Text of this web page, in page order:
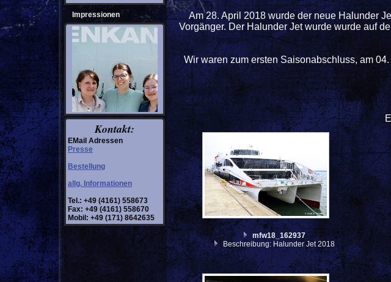
Impressionen
Kontakt:
EMail Adressen
Presse
Bestellung
allg. Informationen
Tel.: +49 (4161) 558673
Fax: +49 (4161) 558670
Mobil: +49 (171) 8642635
Am 28. April 2018 wurde der neue Halunder
Vorgänger. Der Halunder Jet wurde wurde auf
Wir waren zum ersten Saisonabschluss, am
mfw18_162937
Beschreibung: Halunder Jet 2018